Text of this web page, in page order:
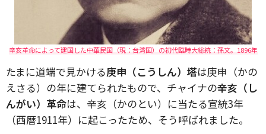
辛亥革命によって建国した中華民国（現：台湾国）の初代臨時大総統：孫文。1896年
たまに道端で見かける庚申（こうしん）塔は庚申（かの
えさる）の年に建てられたもので、チャイナの辛亥（し
んがい）革命は、辛亥（かのとい）に当たる宣統3年
（西暦1911年）に起こったため、そう呼ばれました。